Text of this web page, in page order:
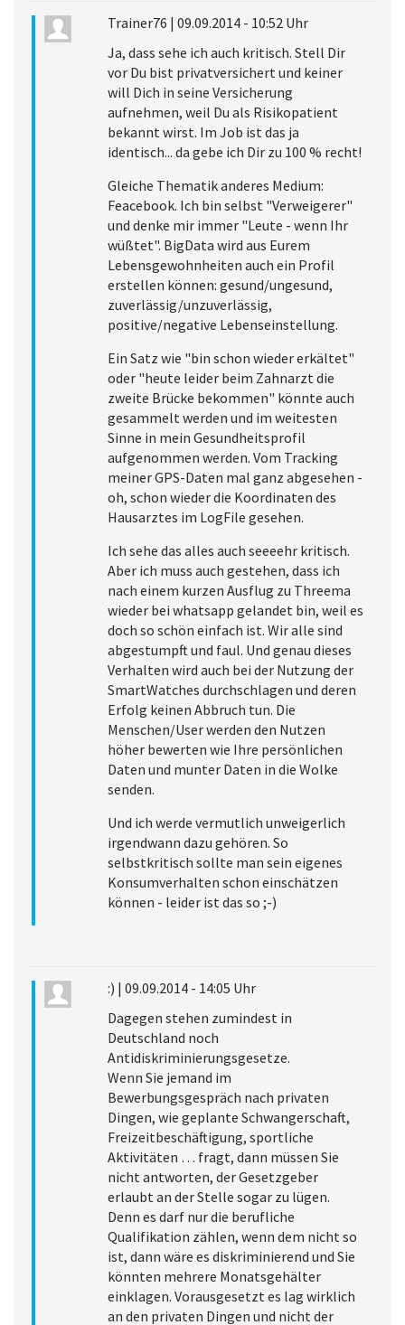
Trainer76 | 09.09.2014 - 10:52 Uhr
Ja, dass sehe ich auch kritisch. Stell Dir
vor Du bist privatversichert und keiner
will Dich in seine Versicherung
aufnehmen, weil Du als Risikopatient
bekannt wirst. Im Job ist das ja
identisch... da gebe ich Dir zu 100 % recht!
Gleiche Thematik anderes Medium:
Feacebook. Ich bin selbst "Verweigerer"
und denke mir immer "Leute - wenn Ihr
wüßtet". BigData wird aus Eurem
Lebensgewohnheiten auch ein Profil
erstellen können: gesund/ungesund,
zuverlässig/unzuverlässig,
positive/negative Lebenseinstellung.
Ein Satz wie "bin schon wieder erkältet"
oder "heute leider beim Zahnarzt die
zweite Brücke bekommen" könnte auch
gesammelt werden und im weitesten
Sinne in mein Gesundheitsprofil
aufgenommen werden. Vom Tracking
meiner GPS-Daten mal ganz abgesehen -
oh, schon wieder die Koordinaten des
Hausarztes im LogFile gesehen.
Ich sehe das alles auch seeeehr kritisch.
Aber ich muss auch gestehen, dass ich
nach einem kurzen Ausflug zu Threema
wieder bei whatsapp gelandet bin, weil es
doch so schön einfach ist. Wir alle sind
abgestumpft und faul. Und genau dieses
Verhalten wird auch bei der Nutzung der
SmartWatches durchschlagen und deren
Erfolg keinen Abbruch tun. Die
Menschen/User werden den Nutzen
höher bewerten wie Ihre persönlichen
Daten und munter Daten in die Wolke
senden.
Und ich werde vermutlich unweigerlich
irgendwann dazu gehören. So
selbstkritisch sollte man sein eigenes
Konsumverhalten schon einschätzen
können - leider ist das so ;-)
:) | 09.09.2014 - 14:05 Uhr
Dagegen stehen zumindest in
Deutschland noch
Antidiskriminierungsgesetze.
Wenn Sie jemand im
Bewerbungsgespräch nach privaten
Dingen, wie geplante Schwangerschaft,
Freizeitbeschäftigung, sportliche
Aktivitäten … fragt, dann müssen Sie
nicht antworten, der Gesetzgeber
erlaubt an der Stelle sogar zu lügen.
Denn es darf nur die berufliche
Qualifikation zählen, wenn dem nicht so
ist, dann wäre es diskriminierend und Sie
könnten mehrere Monatsgehälter
einklagen. Vorausgesetzt es lag wirklich
an den privaten Dingen und nicht der